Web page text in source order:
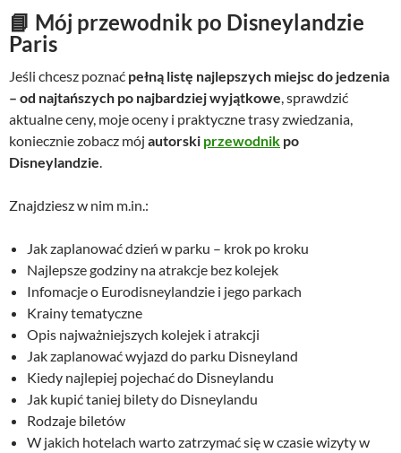
📘 Mój przewodnik po Disneylandzie
Paris
Jeśli chcesz poznać pełną listę najlepszych miejsc do jedzenia
– od najtańszych po najbardziej wyjątkowe , sprawdzić
aktualne ceny, moje oceny i praktyczne trasy zwiedzania,
koniecznie zobacz mój autorski przewodnik po
Disneylandzie
Znajdziesz w nim m.in.:
Jak zaplanować dzień w parku – krok po kroku
Najlepsze godziny na atrakcje bez kolejek
Infomacje o Eurodisneylandzie i jego parkach
Krainy tematyczne
Opis najważniejszych kolejek i atrakcji
Jak zaplanować wyjazd do parku Disneyland
Kiedy najlepiej pojechać do Disneylandu
Jak kupić taniej bilety do Disneylandu
Rodzaje biletów
W jakich hotelach warto zatrzymać się w czasie wizyty w